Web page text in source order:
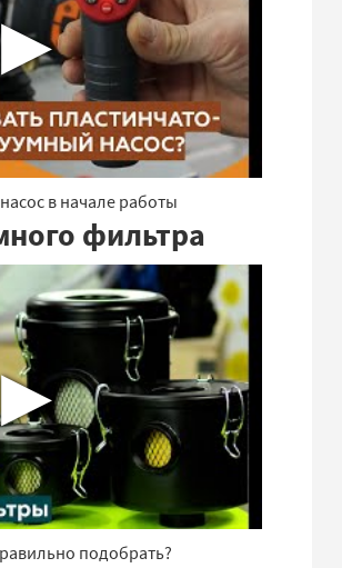
▶
в начале работы
фильтра
▶
подобрать?